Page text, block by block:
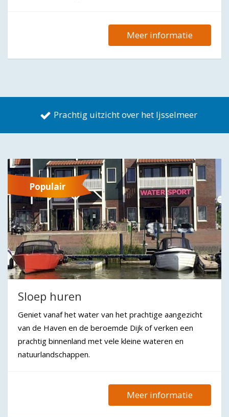
Meer informatie
Prachtig uitzicht over het Ijsselmeer
Populair
Sloep huren
Geniet vanaf het water van het prachtige aangezicht
van de Haven en de beroemde Dijk of verken een
prachtig binnenland met vele kleine wateren en
natuurlandschappen.
Meer informatie